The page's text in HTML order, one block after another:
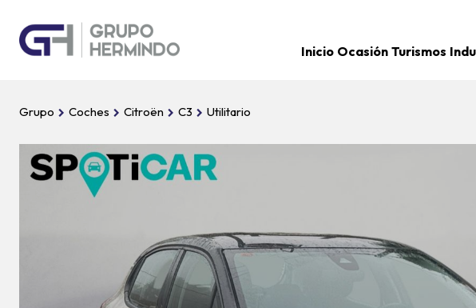
Inicio Ocasión Turismos
Grupo Coches Citroën C3 Utilitario